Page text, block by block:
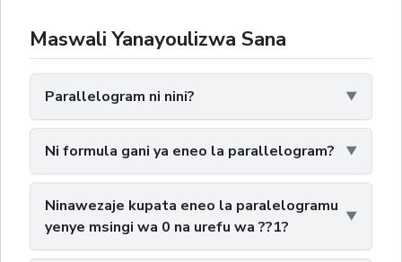
Maswali Yanayoulizwa Sana
Parallelogram ni nini?
Ni formula gani ya eneo la parallelogram?
Ninawezaje kupata eneo la paralelogramu
yenye msingi wa 0 na urefu wa ??1?